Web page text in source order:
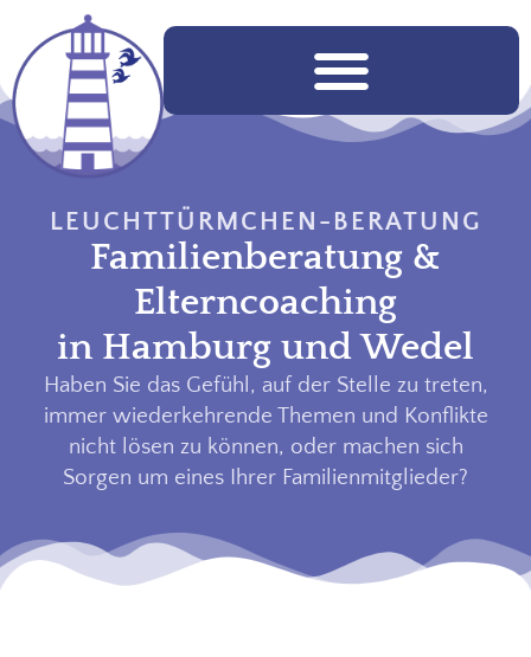
LEUCHTTÜRMCHEN-BERATUNG
Familienberatung &
Elterncoaching
in Hamburg und Wedel
Haben Sie das Gefühl, auf der Stelle zu treten,
immer wiederkehrende Themen und Konflikte
nicht lösen zu können, oder machen sich
Sorgen um eines Ihrer Familienmitglieder?